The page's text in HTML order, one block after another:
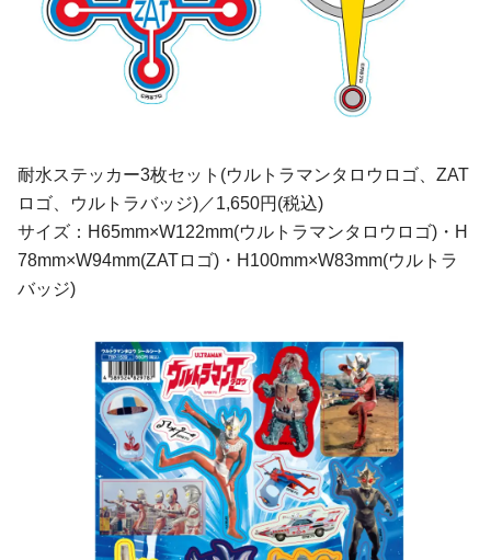
耐水ステッカー3枚セット(ウルトラマンタロウロゴ、ZAT
ロゴ、ウルトラバッジ)／1,650円(税込)
サイズ：H65mm×W122mm(ウルトラマンタロウロゴ)・H
78mm×W94mm(ZATロゴ)・H100mm×W83mm(ウルトラ
バッジ)